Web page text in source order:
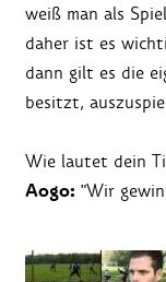
weiß man als
daher ist es
dann gilt es die
besitzt,
Wie lautet dein
Aogo: "Wir